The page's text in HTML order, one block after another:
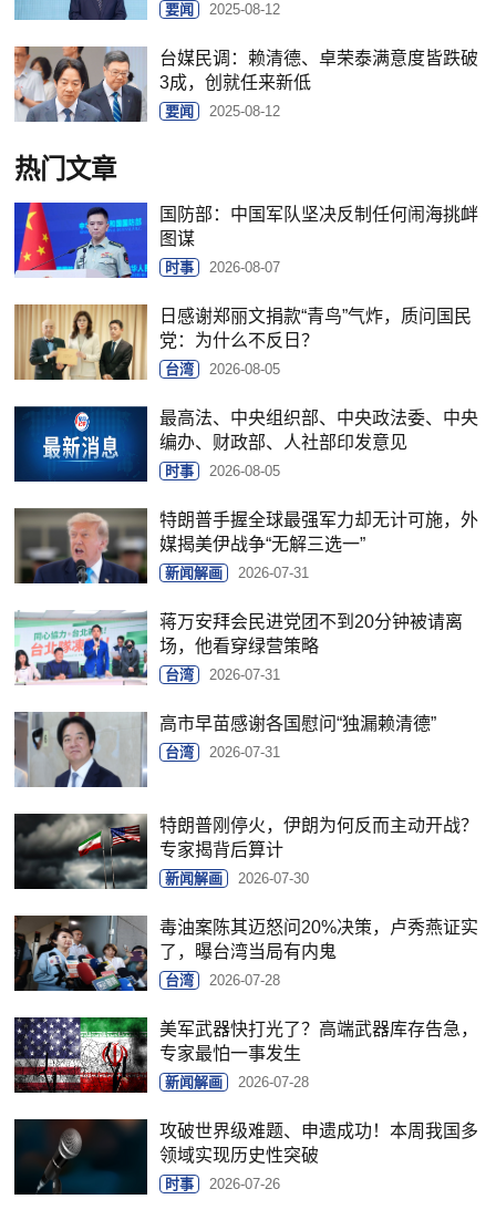
要闻 2025-08-12
台媒民调：赖清德、卓荣泰满意度皆跌破
3成，创就任来新低
要闻 2025-08-12
热门文章
国防部：中国军队坚决反制任何闹海挑衅
图谋
时事 2026-08-07
日感谢郑丽文捐款“青鸟”气炸，质问国民
党：为什么不反日？
台湾 2026-08-05
最高法、中央组织部、中央政法委、中央
编办、财政部、人社部印发意见
时事 2026-08-05
特朗普手握全球最强军力却无计可施，外
媒揭美伊战争“无解三选一”
新闻解画 2026-07-31
蒋万安拜会民进党团不到20分钟被请离
场，他看穿绿营策略
台湾 2026-07-31
高市早苗感谢各国慰问“独漏赖清德”
台湾 2026-07-31
特朗普刚停火，伊朗为何反而主动开战？
专家揭背后算计
新闻解画 2026-07-30
毒油案陈其迈怒问20%决策，卢秀燕证实
了，曝台湾当局有内鬼
台湾 2026-07-28
美军武器快打光了？高端武器库存告急，
专家最怕一事发生
新闻解画 2026-07-28
攻破世界级难题、申遗成功！本周我国多
领域实现历史性突破
时事 2026-07-26